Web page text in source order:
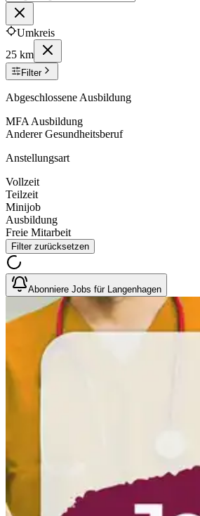
Umkreis
25 km
Filter
Abgeschlossene Ausbildung
MFA Ausbildung
Anderer Gesundheitsberuf
Anstellungsart
Vollzeit
Teilzeit
Minijob
Ausbildung
Freie Mitarbeit
Filter zurücksetzen
Abonniere Jobs für Langenhagen